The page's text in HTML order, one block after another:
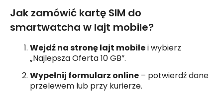
Jak zamówić kartę SIM do
smartwatcha w lajt mobile?
Wejdź na stronę lajt mobilei wybierz
„Najlepsza Oferta 10 GB”.
Wypełnij formularz online – potwierdź dane
przelewem lub przy kurierze.